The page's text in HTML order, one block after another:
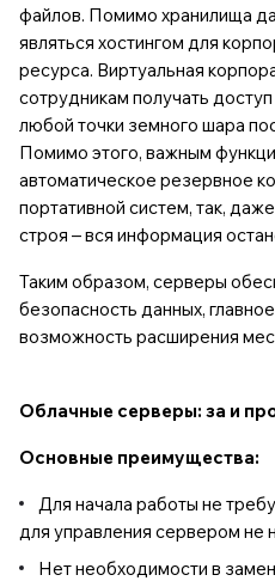
файлов. Помимо хранилища
являться хостингом для
ресурса. Виртуальная
сотрудникам получать
любой точки земного шара
Помимо этого, важным
автоматическое резервное
портативной систем, так,
строя – вся информация
Таким образом, серверы
безопасность данных,
возможность расширения
Облачные серверы: за и
Основные преимущества:
Для начала работы не
для управления сервером не
Нет необходимости в